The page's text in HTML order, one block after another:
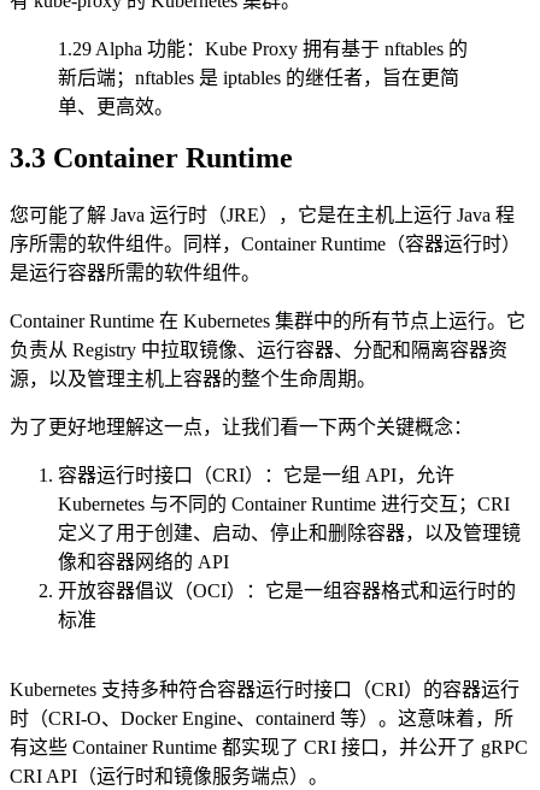
1.29 Alpha 功能：Kube Proxy 拥有基于 nftables 的
新后端；nftables 是 iptables 的继任者，旨在更简
单、更高效。
3.3 Container Runtime
您可能了解 Java 运行时（JRE），它是在主机上运行 Java 程
序所需的软件组件。同样，Container Runtime（容器运行时）
是运行容器所需的软件组件。
Container Runtime 在 Kubernetes 集群中的所有节点上运行。它
负责从 Registry 中拉取镜像、运行容器、分配和隔离容器资
源，以及管理主机上容器的整个生命周期。
为了更好地理解这一点，让我们看一下两个关键概念：
容器运行时接口（CRI）：它是一组 API，允许
Kubernetes 与不同的 Container Runtime 进行交互；CRI
定义了用于创建、启动、停止和删除容器，以及管理镜
像和容器网络的 API
开放容器倡议（OCI）：它是一组容器格式和运行时的
标准
Kubernetes 支持多种符合容器运行时接口（CRI）的容器运行
时（CRI-O、Docker Engine、containerd 等）。这意味着，所
有这些 Container Runtime 都实现了 CRI 接口，并公开了 gRPC
CRI API（运行时和镜像服务端点）。